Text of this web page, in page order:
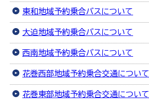
東和地域予約乗合バスについて
大迫地域予約乗合バスについて
西南地域予約乗合バスについて
花巻西部地域予約乗合交通について
花巻東部地域予約乗合交通について